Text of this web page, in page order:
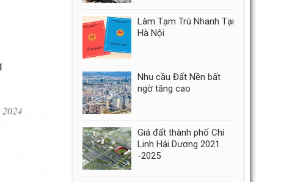
Làm Tạm Trú Nhanh Tại
Hà Nội
Nhu cầu Đất Nền bất
ngờ tăng cao
Giá đất thành phố Chí
Linh Hải Dương 2021
-2025